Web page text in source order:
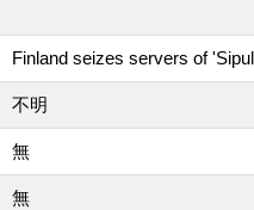
Finland seizes servers of
不明
無
無